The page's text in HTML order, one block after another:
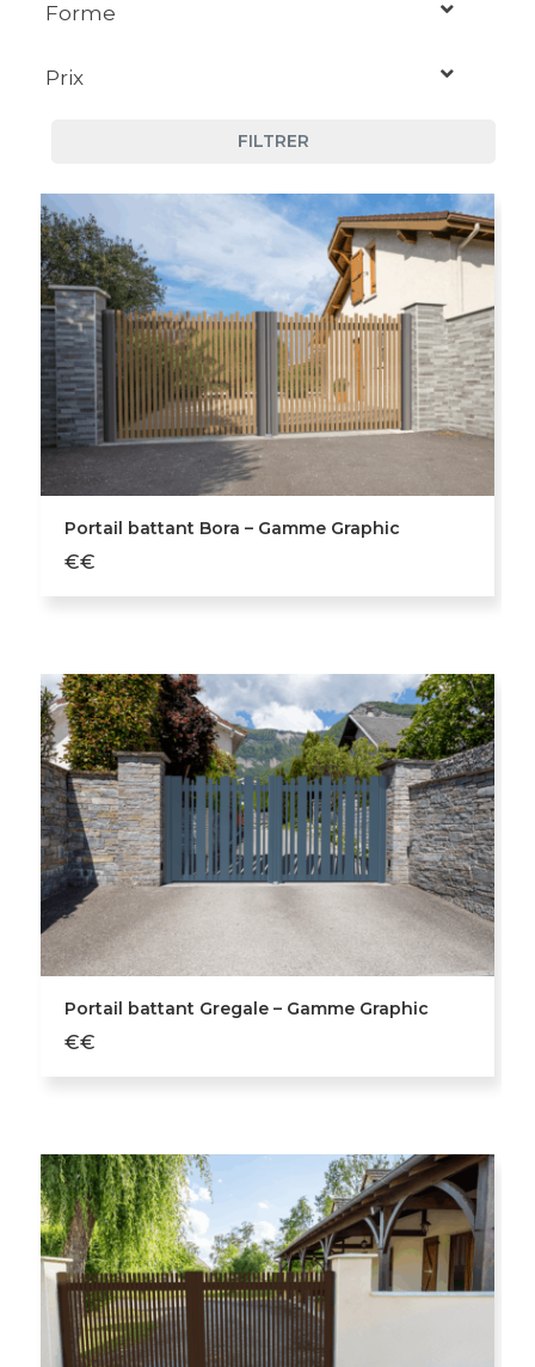
Forme
Prix
FILTRER
Portail battant Bora – Gamme Graphic
€€
Portail battant Gregale – Gamme Graphic
€€